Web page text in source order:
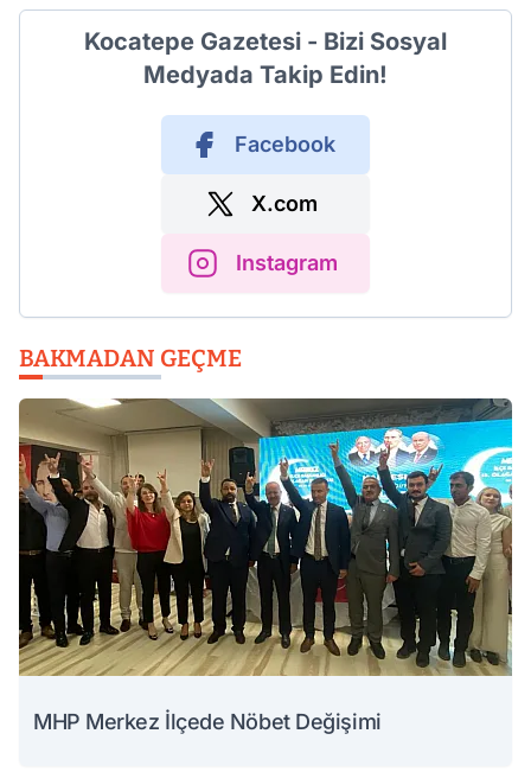
Kocatepe Gazetesi - Bizi Sosyal
Medyada Takip Edin!
Facebook
X.com
Instagram
BAKMADAN GEÇME
MHP Merkez İlçede Nöbet Değişimi